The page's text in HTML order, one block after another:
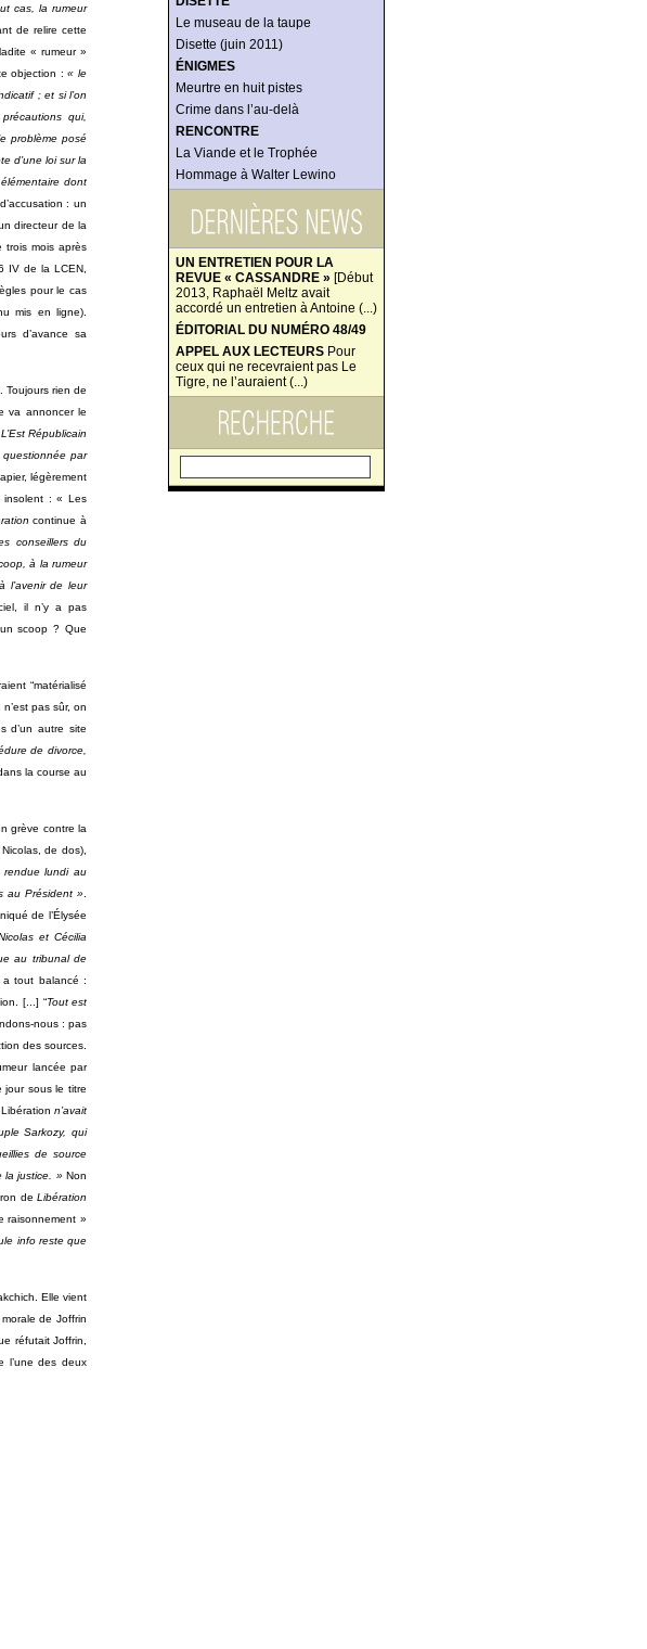
Le museau de la taupe
Disette (juin 2011)
ÉNIGMES
Meurtre en huit pistes
Crime dans l’au-delà
RENCONTRE
La Viande et le Trophée
Hommage à Walter Lewino
UN ENTRETIEN POUR LA
REVUE « CASSANDRE » [Début
2013, Raphaël Meltz avait
accordé un entretien à Antoine (...)
ÉDITORIAL DU NUMÉRO 48/49
APPEL AUX LECTEURS Pour
ceux qui ne recevraient pas Le
Tigre, ne l’auraient (...)
cas, la rumeur
de relire cette
« rumeur »
objection :« le
; et si l’on
qui,
problème posé
d’une loi sur la
dont
: un
directeur de la
mois après
IV de la LCEN,
pour le cas
mis en ligne).
d’avance sa
Toujours rien de
va annoncer le
L’Est Républicain
questionnée par
légèrement
insolent : « Les
continue à
conseillers du
à la rumeur
l’avenir de leur
il n’y a pas
scoop ? Que
“matérialisé
pas sûr, on
d’un autre site
de divorce,
la course au
grève contre la
de dos),
rendue lundi au
au Président »
de l’Élysée
et Cécilia
au tribunal de
tout balancé :
[...] “Tout est
nous : pas
des sources.
lancée par
jour sous le titre
Libération n’avait
Sarkozy, qui
de source
la justice. » Non
de Libération
raisonnement »
info reste que
Elle vient
de Joffrin
réfutait Joffrin,
l’une des deux